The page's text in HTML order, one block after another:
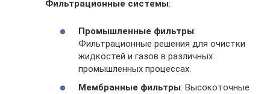
Фильтрационные системы:
Промышленные фильтры:
Фильтрационные решения для очистки
жидкостей и газов в различных
промышленных процессах.
Мембранные фильтры: Высокоточные